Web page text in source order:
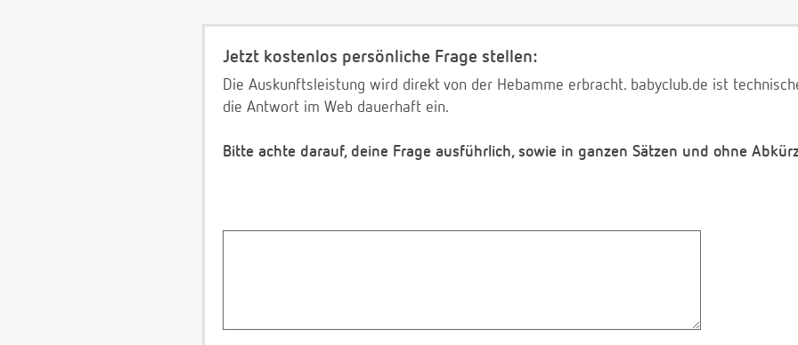
Jetzt kostenlos persönliche Frage stellen:
Die Auskunftsleistung wird direkt von der Hebamme erbracht. babyclub.de ist
die Antwort im Web dauerhaft ein.
Bitte achte darauf, deine Frage ausführlich, sowie in ganzen Sätzen und ohne